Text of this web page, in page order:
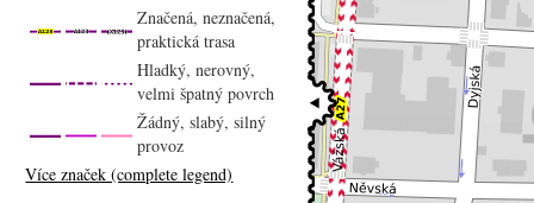
Značená, neznačená,
praktická trasa
Hladký, nerovný,
velmi špatný povrch
Žádný, slabý, silný
provoz
Více značek (complete legend)